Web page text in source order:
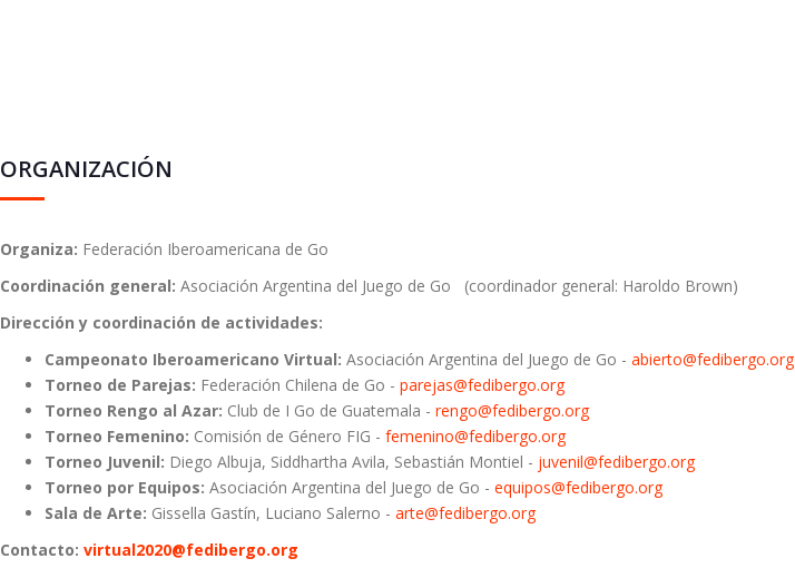
ORGANIZACIÓN
Organiza: Federación Iberoamericana de Go
Coordinación general: Asociación Argentina del Juego de Go (coordinador general: Haroldo Brown)
Dirección y coordinación de actividades:
Campeonato Iberoamericano Virtual: Asociación Argentina del Juego de Go - abierto@fedibergo.org
Torneo de Parejas: Federación Chilena de Go - parejas@fedibergo.org
Torneo Rengo al Azar: Club de I Go de Guatemala - rengo@fedibergo.org
Torneo Femenino: Comisión de Género FIG - femenino@fedibergo.org
Torneo Juvenil: Diego Albuja, Siddhartha Avila, Sebastián Montiel - juvenil@fedibergo.org
Torneo por Equipos: Asociación Argentina del Juego de Go - equipos@fedibergo.org
Sala de Arte: Gissella Gastín, Luciano Salerno - arte@fedibergo.org
Contacto: virtual2020@fedibergo.org